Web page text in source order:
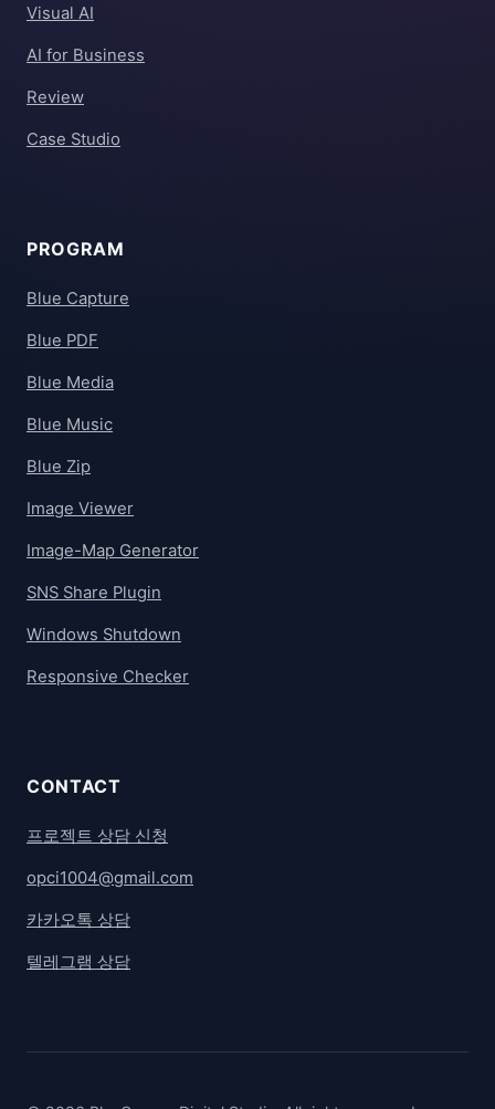
Visual AI
AI for Business
Review
Case Studio
PROGRAM
Blue Capture
Blue PDF
Blue Media
Blue Music
Blue Zip
Image Viewer
Image-Map Generator
SNS Share Plugin
Windows Shutdown
Responsive Checker
CONTACT
프로젝트 상담 신청
opci1004@gmail.com
카카오톡 상담
텔레그램 상담